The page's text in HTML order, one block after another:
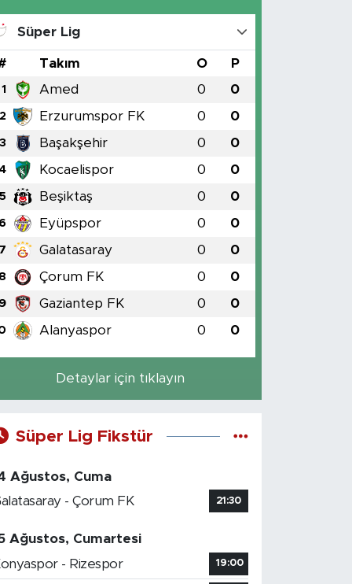
Süper Lig
Takım O P
1 Amed 0 0
2 Erzurumspor FK 0 0
3 Başakşehir 0 0
Kocaelispor 0 0
5 Beşiktaş 0 0
6 Eyüpspor 0 0
7 Galatasaray 0 0
8 Çorum FK 0 0
9 Gaziantep FK 0 0
Alanyaspor 0 0
Detaylar için tıklayın
Süper Lig Fikstür
Ağustos, Cuma
- Çorum FK
21:30
Ağustos, Cumartesi
- Rizespor
19:00